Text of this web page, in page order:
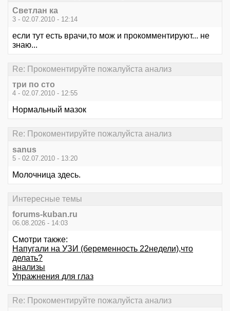
Светлан ка
3 - 02.07.2010 - 12:14
если тут есть врачи,то мож и прокомментируют... не
знаю...
Re: Прокоментируйте пожалуйста анализ
три по сто
4 - 02.07.2010 - 12:55
Нормальный мазок
Re: Прокоментируйте пожалуйста анализ
sanus
5 - 02.07.2010 - 13:20
Молочница здесь.
Интересные темы
forums-kuban.ru
06.08.2026 - 14:03
Смотри также:
Напугали на УЗИ (беременность 22недели),что
делать?
анализы
Упражнения для глаз
Re: Прокоментируйте пожалуйста анализ